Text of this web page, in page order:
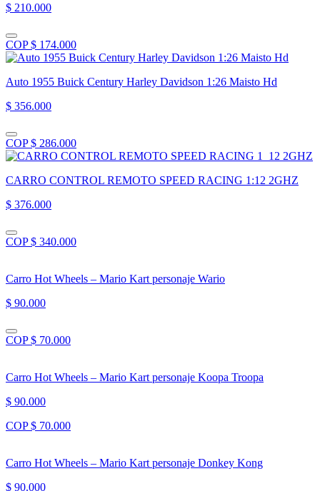
$ 210.000
COP $ 174.000
Auto 1955 Buick Century Harley Davidson 1:26 Maisto Hd
$ 356.000
COP $ 286.000
CARRO CONTROL REMOTO SPEED RACING 1:12 2GHZ
$ 376.000
COP $ 340.000
Carro Hot Wheels – Mario Kart personaje Wario
$ 90.000
COP $ 70.000
Carro Hot Wheels – Mario Kart personaje Koopa Troopa
$ 90.000
COP $ 70.000
Carro Hot Wheels – Mario Kart personaje Donkey Kong
$ 90.000